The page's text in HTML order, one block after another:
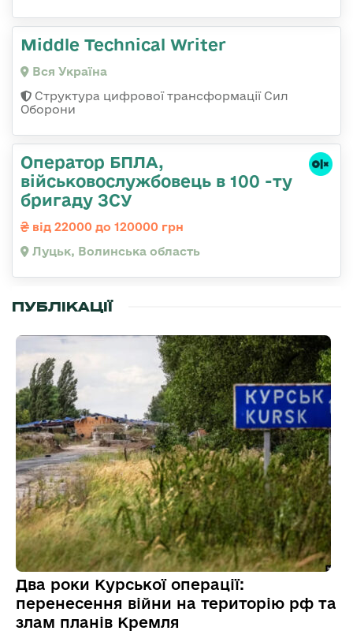
Middle Technical Writer
Вся Україна
Структура цифрової трансформації Сил
Оборони
Оператор БПЛА,
військовослужбовець в 100 -ту
бригаду ЗСУ
від 22000 до 120000 грн
Луцьк, Волинська область
ПУБЛІКАЦІЇ
Два роки Курської операції:
перенесення війни на територію рф та
злам планів Кремля